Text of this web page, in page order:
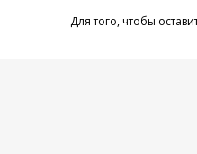
Для того, чтобы